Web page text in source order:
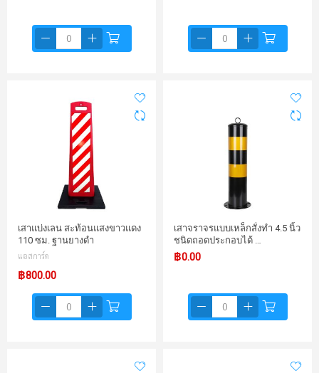
เสาแบ่งเลน สะท้อนแสงขาวแดง
110 ซม. ฐานยางดำ
แอสการ์ด
฿800.00
เสาจราจรแบบเหล็กสั่งทำ 4.5 นิ้ว
ชนิดถอดประกอบได้ …
฿0.00